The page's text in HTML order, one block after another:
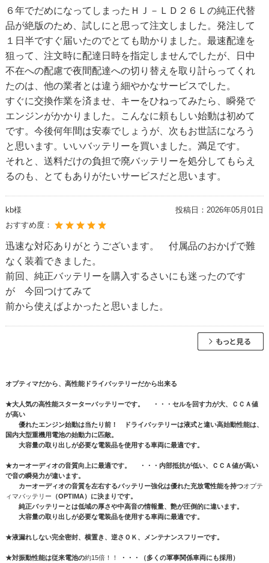
６年でだめになってしまったＨＪ－ＬＤ２６Ｌの純正代替
品が絶版のため、試しにと思って注文しました。発注して
１日半ですぐ届いたのでとても助かりました。最速配達を
狙って、注文時に配達日時を指定しませんでしたが、日中
不在への配慮で夜間配達への切り替えを取り計らってくれ
たのは、他の業者とは違う細やかなサービスでした。
すぐに交換作業を済ませ、キーをひねってみたら、瞬発で
エンジンがかかりました。こんなに頼もしい始動は初めて
です。今後何年間は安泰でしょうが、次もお世話になろう
と思います。いいバッテリーを買いました。満足です。
それと、送料だけの負担で廃バッテリーを処分してもらえ
るのも、とてもありがたいサービスだと思います。
kb様 投稿日： 2026年05月01日
おすすめ度：
迅速な対応ありがとうございます。 付属品のおかげで難
なく装着できました。
前回、純正バッテリーを購入するさいにも迷ったのです
が 今回つけてみて
前から使えばよかったと思いました。
オプティマだから、高性能ドライバッテリーだから出来る
★大人気の高性能スターターバッテリーです。 ・・・セルを回す力が大、ＣＣＡ値
が高い
優れたエンジン始動は当たり前！ ドライバッテリーは液式と違い高始動性能は、
国内大型重機用電池の始動力に匹敵。
大容量の取り出しが必要な電装品を使用する車両に最適です。
★カーオーディオの音質向上に最適です。 ・・・内部抵抗が低い、ＣＣＡ値が高い
で音の瞬発力が違います。
カーオーディオの音質を左右するバッテリー強化は優れた充放電性能を持つオプテ
ィマバッテリー （OPTIMA）に決まりです。
純正バッテリーとは低域の厚さや中高音の情報量、艶が圧倒的に違います。
大容量の取り出しが必要な電装品を使用する車両に最適です。
★液漏れしない完全密封、横置き、逆さＯＫ、メンテナンスフリーです。
★対振動性能は従来電池の約15倍！！ ・・・（多くの軍事関係車両にも採用）